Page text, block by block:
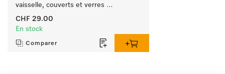
vaisselle, couverts et verres
extrêmement sales.
CHF 29.00
En stock
Comparer